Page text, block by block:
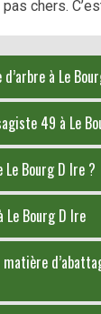
chers.
à Le
49 à Le
Bourg D Ire ?
Le Bourg D Ire